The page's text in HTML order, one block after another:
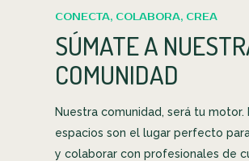
CONECTA, COLABORA, CREA
SÚMATE A
COMUNIDAD
Nuestra comunidad, será tu motor.
espacios son el lugar perfecto
y colaborar con profesionales de